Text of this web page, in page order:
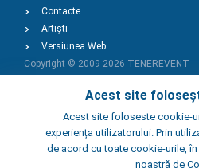
Acest site
Acest site foloseste cookie-
experiența utilizatorului. Prin
de acord cu toate cookie-urile,
noastră de
Contacte
Artiști
Versiunea Web
Copyright © 2009-2026 TENEREVENT
Adaugă
Adaugă